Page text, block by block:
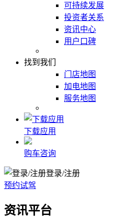
可持续发展
投资者关系
资讯中心
用户口碑
找到我们
门店地图
加电地图
服务地图
下载应用
购车咨询
登录/注册
预约试驾
资讯平台